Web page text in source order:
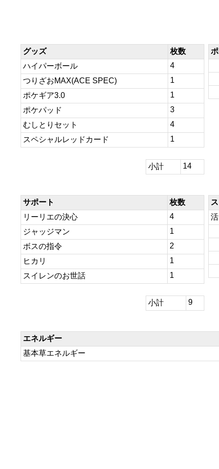
グッズ
枚数
ハイパーボール
4
つりざおMAX(ACE SPEC)
1
ポケギア3.0
1
ポケパッド
3
むしとりセット
4
スペシャルレッドカード
1
小計 14
サポート
枚数
リーリエの決心
4
ジャッジマン
1
ボスの指令
2
ヒカリ
1
スイレンのお世話
1
小計 9
エネルギー
基本草エネルギー